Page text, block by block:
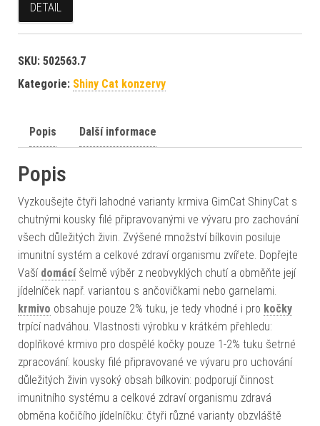
DETAIL
SKU: 502563.7
Kategorie: Shiny Cat konzervy
Popis Další informace
Popis
Vyzkoušejte čtyři lahodné varianty krmiva GimCat ShinyCat s
chutnými kousky filé připravovanými ve vývaru pro zachování
všech důležitých živin. Zvýšené množství bílkovin posiluje
imunitní systém a celkové zdraví organismu zvířete. Dopřejte
Vaší domácíšelmě výběr z neobvyklých chutí a obměňte její
jídelníček např. variantou s ančovičkami nebo garnelami.
krmivo obsahuje pouze 2% tuku, je tedy vhodné i pro kočky
trpící nadváhou. Vlastnosti výrobku v krátkém přehledu:
doplňkové krmivo pro dospělé kočky pouze 1-2% tuku šetrné
zpracování: kousky filé připravované ve vývaru pro uchování
důležitých živin vysoký obsah bílkovin: podporují činnost
imunitního systému a celkové zdraví organismu zdravá
obměna kočičího jídelníčku: čtyři různé varianty obzvláště